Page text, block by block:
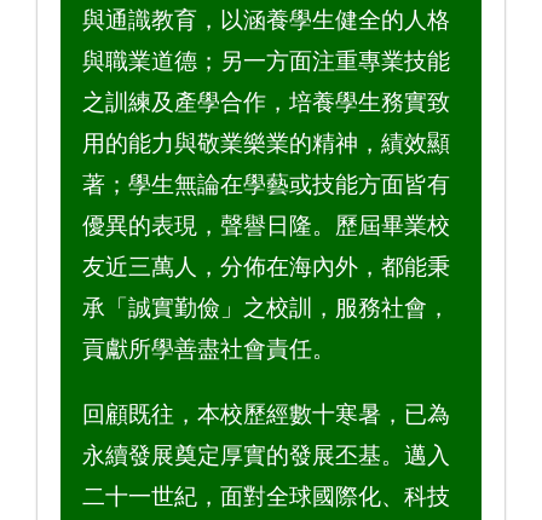
與通識教育，以涵養學生健全的人格
與職業道德；另一方面注重專業技能
之訓練及產學合作，培養學生務實致
用的能力與敬業樂業的精神，績效顯
著；學生無論在學藝或技能方面皆有
優異的表現，聲譽日隆。歷屆畢業校
友近三萬人，分佈在海內外，都能秉
承「誠實勤儉」之校訓，服務社會，
貢獻所學善盡社會責任。
回顧既往，本校歷經數十寒暑，已為
永續發展奠定厚實的發展丕基。邁入
二十一世紀，面對全球國際化、科技